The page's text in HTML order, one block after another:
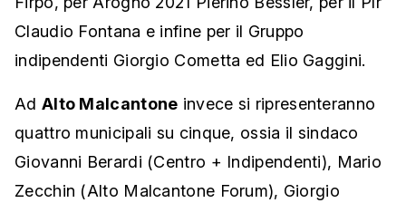
Claudio Fontana e infine per il Gruppo
indipendenti Giorgio Cometta ed Elio Gaggini.
Ad Alto Malcantone invece si ripresenteranno
quattro municipali su cinque, ossia il sindaco
Giovanni Berardi (Centro + Indipendenti), Mario
Zecchin (Alto Malcantone Forum), Giorgio